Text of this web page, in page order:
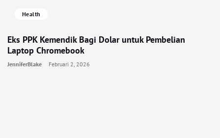
Health
Eks PPK Kemendik Bagi Dolar untuk Pembelian
Laptop Chromebook
JenniferBlake Februari 2, 2026